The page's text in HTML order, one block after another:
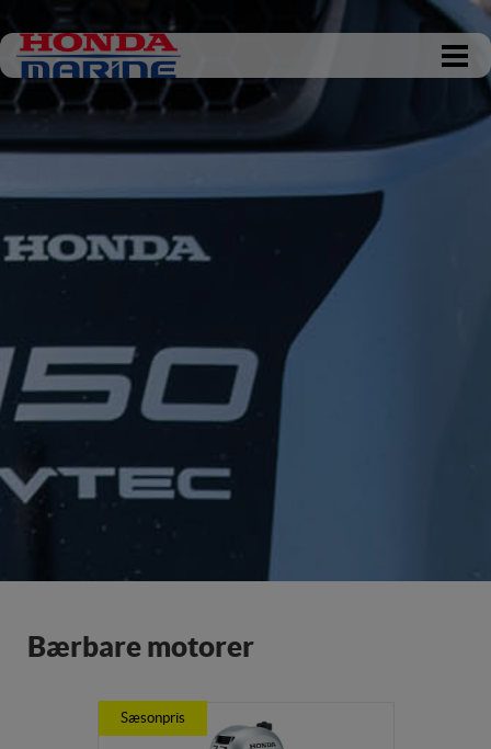
Gå til kassen
Bærbare motorer
Sæsonpris